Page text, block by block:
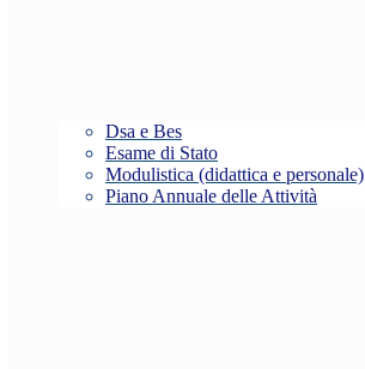
Dsa e Bes
Esame di Stato
Modulistica (didattica e personale)
Piano Annuale delle Attività